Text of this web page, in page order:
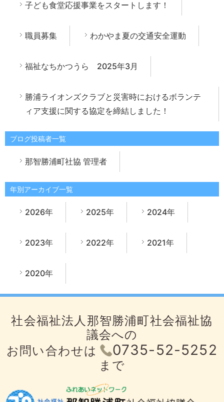
子ども食堂応援事業をスタートします！
職員募集 わかやま夏の交通安全運動
福祉なちかつうら 2025年3月
勝浦ライオンズクラブと災害時におけるボランテ
ィア支援に関する協定を締結しました！
ブログ投稿者一覧
那智勝浦町社協 管理者
年別アーカイブ一覧
2026年 2025年 2024年
2023年 2022年 2021年
2020年
社会福祉法人那智勝浦町社会福祉協
議会への
お問い合わせは
0735-52-5252
まで